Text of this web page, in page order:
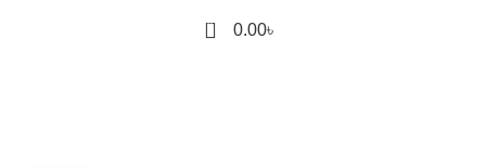
0 0.00৳